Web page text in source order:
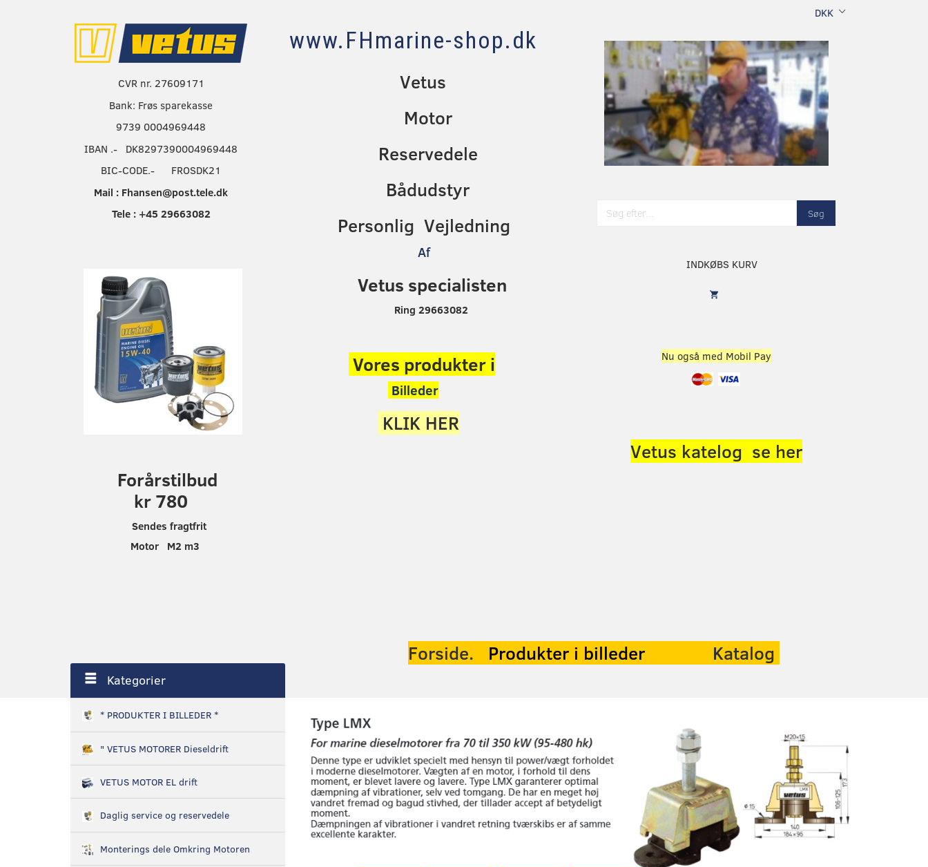
DKK
CVR nr. 27609171
Bank: Frøs sparekasse
9739 0004969448
IBAN .- DK8297390004969448
BIC-CODE.- FROSDK21
Mail : Fhansen@post.tele.dk
Tele : +45 29663082
Forårstilbud
kr 780
Sendes fragtfrit
Motor M2 m3
www.FHmarine-shop.dk
Vetus
Motor
Reservedele
Bådudstyr
Personlig Vejledning
Af
Vetus specialisten
Ring 29663082
Vores produkter i
Billeder
KLIK HER
Søg
INDKØBS KURV
Nu også med Mobil Pay
Vetus katelog se her
Forside. Produkter i billeder Katalog
Kategorier
* PRODUKTER I BILLEDER *
" VETUS MOTORER Dieseldrift
VETUS MOTOR EL drift
Daglig service og reservedele
Monterings dele Omkring Motoren